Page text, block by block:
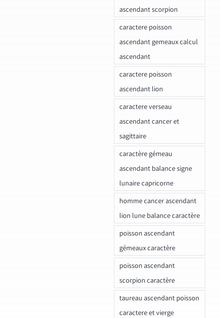
ascendant scorpion
caractere poisson
ascendant gemeaux calcul
ascendant
caractere poisson
ascendant lion
caractere verseau
ascendant cancer et
sagittaire
caractère gémeau
ascendant balance signe
lunaire capricorne
homme cancer ascendant
lion lune balance caractère
poisson ascendant
gémeaux caractère
poisson ascendant
scorpion caractère
taureau ascendant poisson
caractere et vierge